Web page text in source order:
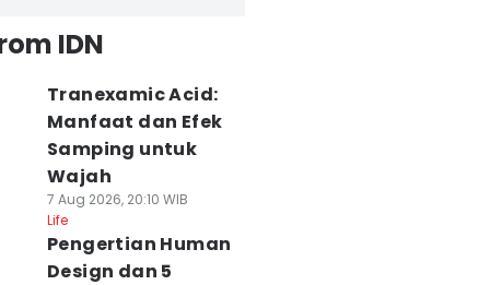
IDN
Tranexamic Acid:
Manfaat dan Efek
Samping untuk
Wajah
7 Aug 2026, 20:10 WIB
Life
Pengertian Human
Design dan 5